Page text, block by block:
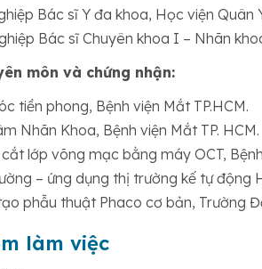
Bác sĩ Y đa khoa, Học viện Quân
Bác sĩ Chuyên khoa I – Nhãn
môn và chứng nhận:
tiền phong, Bệnh viện Mắt TP.HCM.
Nhãn Khoa, Bệnh viện Mắt TP. HCM.
lớp võng mạc bằng máy OCT,
– ứng dụng thị trường kế tự
phẫu thuật Phaco cơ bản, Trường
làm việc